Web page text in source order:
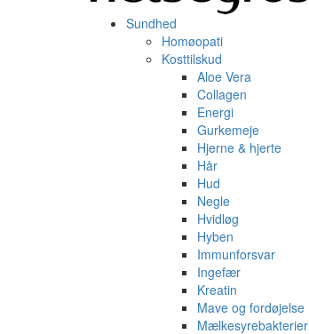
Sundhed
Homøopati
Kosttilskud
Aloe Vera
Collagen
Energi
Gurkemeje
Hjerne & hjerte
Hår
Hud
Negle
Hvidløg
Hyben
Immunforsvar
Ingefær
Kreatin
Mave og fordøjelse
Mælkesyrebakterier